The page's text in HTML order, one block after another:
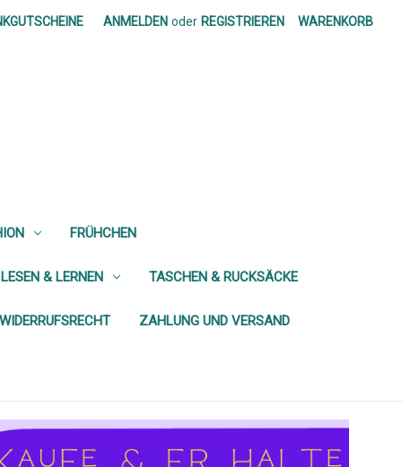
ANMELDEN oder REGISTRIEREN WARENKORB
FRÜHCHEN
& LERNEN TASCHEN & RUCKSÄCKE
WIDERRUFSRECHT ZAHLUNG UND VERSAND